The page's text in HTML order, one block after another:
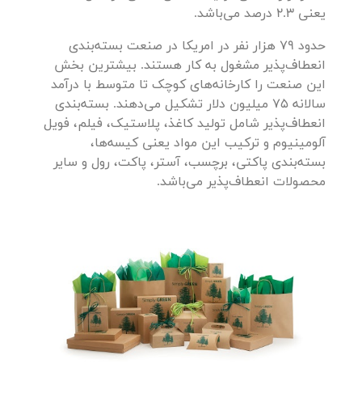
یعنی 2.3 درصد می‌باشد.
حدود 79 هزار نفر در امریکا در صنعت بسته‌بندی
انعطاف‌پذیر مشغول به کار هستند. بیشترین بخش
این صنعت را کارخانه‌های کوچک تا متوسط با درآمد
سالانه 75 میلیون دلار تشکیل می‌دهند. بسته‌بندی
انعطاف‌پذیر شامل تولید کاغذ، پلاستیک، فیلم، فویل
آلومینیوم و ترکیب این مواد یعنی کیسه‌ها،
بسته‌بندی پاکتی، برچسب، آستر، پاکت، رول و سایر
محصولات انعطاف‌پذیر می‌باشد.